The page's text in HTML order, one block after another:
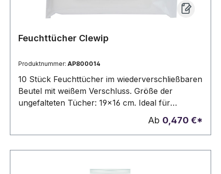
Feuchttücher Clewip
Produktnummer: AP800014
10 Stück Feuchttücher im wiederverschließbaren
Beutel mit weißem Verschluss. Größe der
ungefalteten Tücher: 19×16 cm. Ideal für
Tampondruck oder vollfarbigen Vinyl-Aufkleber.
Ab 0,470 €*